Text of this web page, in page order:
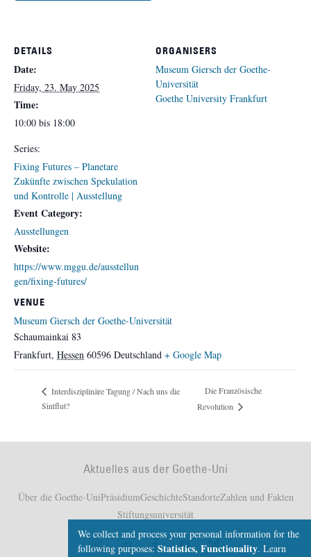
DETAILS
Date:
Friday, 23. May 2025
Time:
10:00 bis 18:00
Series:
Fixing Futures – Planetare
Zukünfte zwischen Spekulation
und Kontrolle | Ausstellung
Event Category:
Ausstellungen
Website:
https://www.mggu.de/ausstellun
gen/fixing-futures/
VENUE
Museum Giersch der Goethe-Universität
Schaumainkai 83
Frankfurt, Hessen 60596 Deutschland + Google Map
ORGANISERS
Museum Giersch der Goethe-
Universität
Goethe University Frankfurt
Interdisziplinäre Tagung / Nach uns die
Sintflut?
Die Französische
Revolution
Aktuelles aus der Goethe-Uni
Über die Goethe-UniPräsidiumGeschichteStandorteZahlen und Fakten
Stiftungsuniversität
We collect and process your personal information for the
following purposes: Statistics, Functionality. Learn